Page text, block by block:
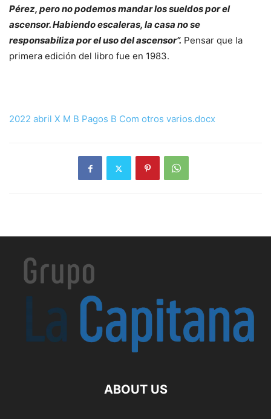
Pérez, pero no podemos mandar los sueldos por el
ascensor. Habiendo escaleras, la casa no se
responsabiliza por el uso del ascensor”. Pensar que la
primera edición del libro fue en 1983.
2022 abril X M B Pagos B Com otros varios.docx
ABOUT US